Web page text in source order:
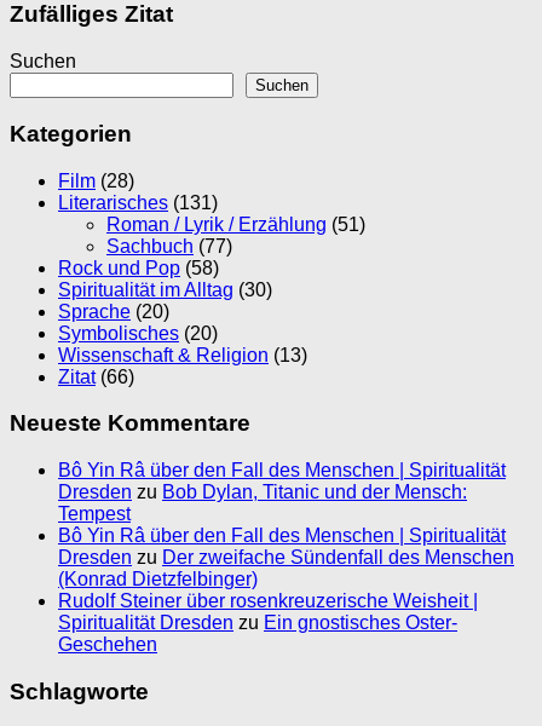
Zufälliges Zitat
Suchen
Suchen
Kategorien
Film (28)
Literarisches (131)
Roman / Lyrik / Erzählung (51)
Sachbuch (77)
Rock und Pop (58)
Spiritualität im Alltag (30)
Sprache (20)
Symbolisches (20)
Wissenschaft & Religion (13)
Zitat(66)
Neueste Kommentare
Bô Yin Râ über den Fall des Menschen | Spiritualität
Dresden zu Bob Dylan, Titanic und der Mensch:
Tempest
Bô Yin Râ über den Fall des Menschen | Spiritualität
Dresden zu Der zweifache Sündenfall des Menschen
(Konrad Dietzfelbinger)
Rudolf Steiner über rosenkreuzerische Weisheit |
Spiritualität Dresden zu Ein gnostisches Oster-
Geschehen
Schlagworte